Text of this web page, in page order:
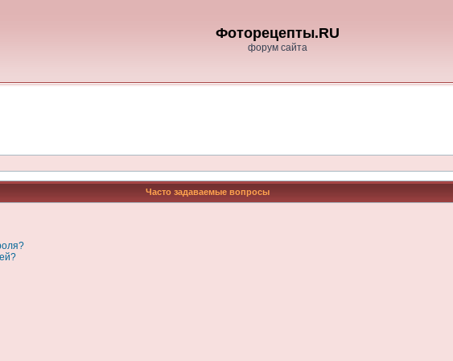
Фоторецепты.RU
форум сайта
Часто задаваемые вопросы